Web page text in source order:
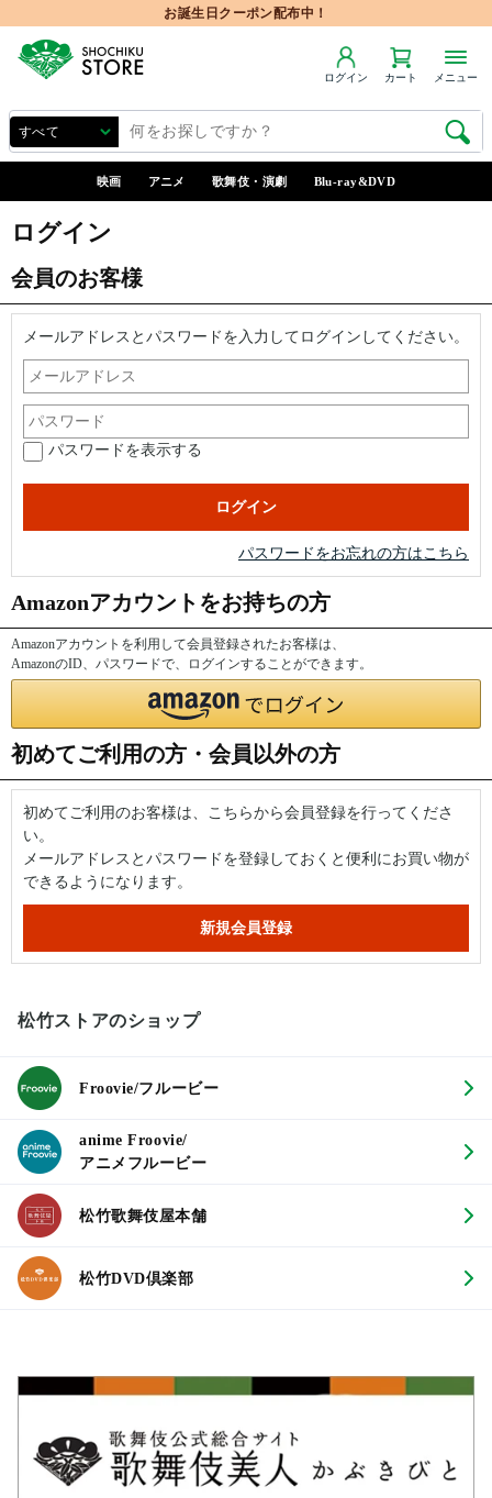
お誕生日クーポン配布中！
ログイン カート メニュー
映画 アニメ 歌舞伎・演劇 Blu-ray&DVD
ログイン
会員のお客様
メールアドレスとパスワードを入力してログインしてください。
パスワードを表示する
パスワードをお忘れの方はこちら
Amazonアカウントをお持ちの方
Amazonアカウントを利用して会員登録されたお客様は、
AmazonのID、パスワードで、ログインすることができます。
初めてご利用の方・会員以外の方
初めてご利用のお客様は、こちらから会員登録を行ってくださ
い。
メールアドレスとパスワードを登録しておくと便利にお買い物が
できるようになります。
松竹ストアのショップ
Froovie/フルービー
anime Froovie/
アニメフルービー
松竹歌舞伎屋本舗
松竹DVD倶楽部